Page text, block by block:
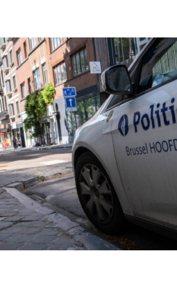
"Policier tué à Schaerbeek :